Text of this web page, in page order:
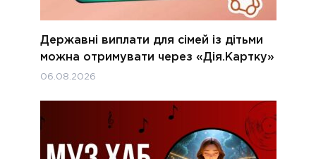
Державні виплати для сімей із дітьми
можна отримувати через «Дія.Картку»
06.08.2026